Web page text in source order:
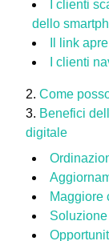
I clienti
dello
Il link
I clienti
Come
Benefici
digitale
Maggiore